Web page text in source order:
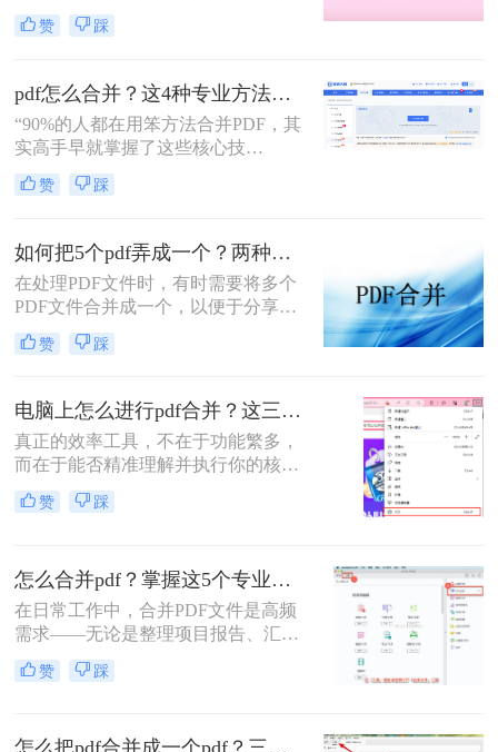
以便于查阅、分享和存储。那么两份
pdf怎么合并在一起呢？本文将介绍四
您轻松完成PDF合并任务。
赞 踩
pdf怎么合并？这4种专业方法，让你效率翻倍！
“90%的人都在用笨方法合并PDF，其
实高手早就掌握了这些核心技
巧。”作为一名在电脑办公软件领域
深耕多年的测评博主，每天都会收到
中，“PDF怎么合并”这个问题出现的
频率高居不下。这看似简单的操作，
却实实在在地困扰着众多职场人：报
告整合、资料归档、方案提交……每
一次低效的手动处理，都在悄悄吞噬
你的时间与耐心。
赞 踩
如何把5个pdf弄成一个？两种实用方法详解分享！
在处理PDF文件时，有时需要将多个
PDF文件合并成一个，以便于分享、
存储或打印。那么如何把5个pdf弄成
一个呢？本文将介绍两种将五个PDF
赞 踩
电脑上怎么进行pdf合并？这三招，让你十分钟从小白变高手！
真正的效率工具，不在于功能繁多，
而在于能否精准理解并执行你的核心
意图。“小编，快帮帮我！明早汇报
用的方案，十几份PDF还散着，甲方
紧急求助。
赞 踩
怎么合并pdf？掌握这5个专业方法，效率提升300%！
在日常工作中，合并PDF文件是高频
需求——无论是整理项目报告、汇总
客户资料，还是准备学术论文。但许
多人仍在用低效、有风险的方法处理
赞 踩